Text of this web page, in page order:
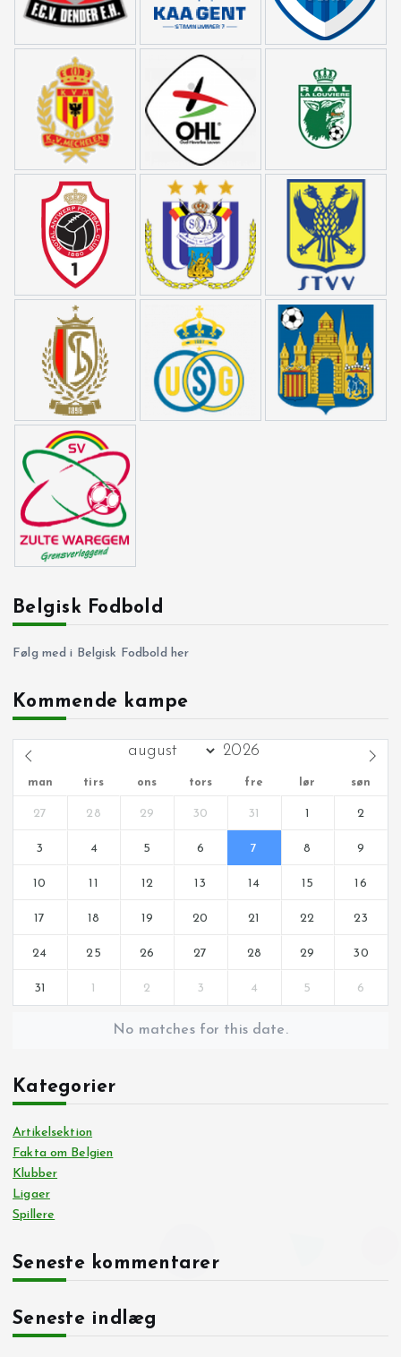
Belgisk Fodbold
Følg med i Belgisk Fodbold her
Kommende kampe
man tirs ons tors fre lør søn
27 28 29 30 31 1 2
3 4 5 6 7 8 9
10 11 12 13 14 15 16
17 18 19 20 21 22 23
24 25 26 27 28 29 30
31 1 2 3 4 5 6
No matches for this date.
Kategorier
Artikelsektion
Fakta om Belgien
Klubber
Ligaer
Spillere
Seneste kommentarer
Seneste indlæg